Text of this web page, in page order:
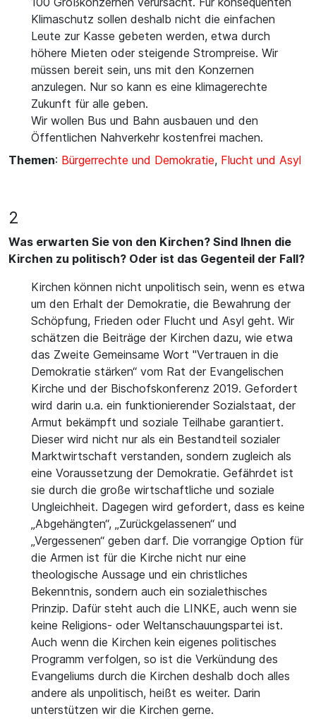
Klimaschutz sollen deshalb nicht die einfachen
Leute zur Kasse gebeten werden, etwa durch
höhere Mieten oder steigende Strompreise. Wir
müssen bereit sein, uns mit den Konzernen
anzulegen. Nur so kann es eine klimagerechte
Zukunft für alle geben.
Wir wollen Bus und Bahn ausbauen und den
Öffentlichen Nahverkehr kostenfrei machen.
Themen: Bürgerrechte und Demokratie, Flucht und Asyl
2
Was erwarten Sie von den Kirchen? Sind Ihnen die
Kirchen zu politisch? Oder ist das Gegenteil der Fall?
Kirchen können nicht unpolitisch sein, wenn es etwa
um den Erhalt der Demokratie, die Bewahrung der
Schöpfung, Frieden oder Flucht und Asyl geht. Wir
schätzen die Beiträge der Kirchen dazu, wie etwa
das Zweite Gemeinsame Wort "Vertrauen in die
Demokratie stärken“ vom Rat der Evangelischen
Kirche und der Bischofskonferenz 2019. Gefordert
wird darin u.a. ein funktionierender Sozialstaat, der
Armut bekämpft und soziale Teilhabe garantiert.
Dieser wird nicht nur als ein Bestandteil sozialer
Marktwirtschaft verstanden, sondern zugleich als
eine Voraussetzung der Demokratie. Gefährdet ist
sie durch die große wirtschaftliche und soziale
Ungleichheit. Dagegen wird gefordert, dass es keine
„Abgehängten“, „Zurückgelassenen“ und
„Vergessenen“ geben darf. Die vorrangige Option für
die Armen ist für die Kirche nicht nur eine
theologische Aussage und ein christliches
Bekenntnis, sondern auch ein sozialethisches
Prinzip. Dafür steht auch die LINKE, auch wenn sie
keine Religions- oder Weltanschauungspartei ist.
Auch wenn die Kirchen kein eigenes politisches
Programm verfolgen, so ist die Verkündung des
Evangeliums durch die Kirchen deshalb doch alles
andere als unpolitisch, heißt es weiter. Darin
unterstützen wir die Kirchen gerne.